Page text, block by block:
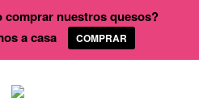
comprar nuestros quesos?
a casa
COMPRAR